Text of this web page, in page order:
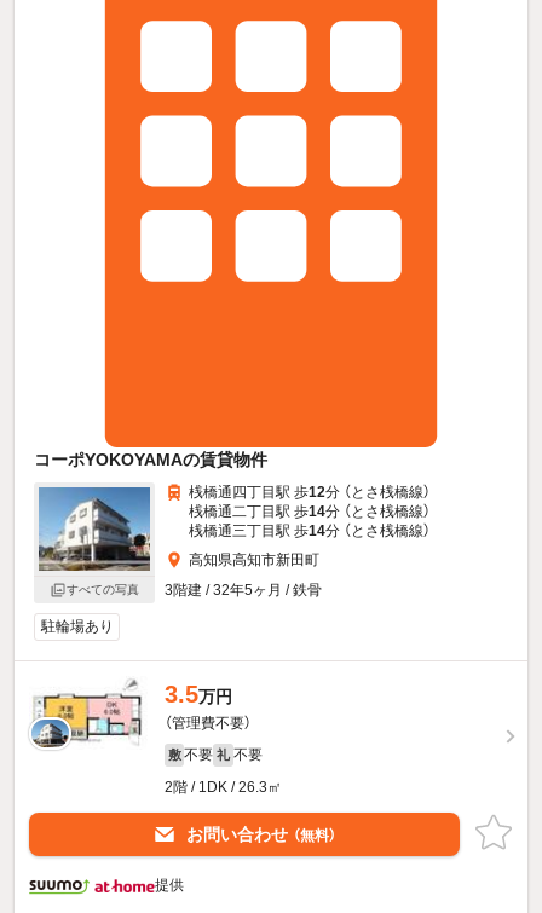
コーポYOKOYAMAの賃貸物件
すべての写真
桟橋通四丁目駅 歩12分 （とさ桟橋線）
桟橋通二丁目駅 歩14分 （とさ桟橋線）
桟橋通三丁目駅 歩14分 （とさ桟橋線）
高知県高知市新田町
3階建 / 32年5ヶ月 / 鉄骨
駐輪場あり
3.5万円
（管理費不要）
敷 不要 礼 不要
2階 / 1DK / 26.3㎡
お問い合わせ （無料）
提供